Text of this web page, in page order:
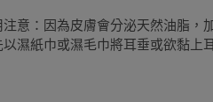
注意：因為皮膚會分泌天然油脂，
以濕紙巾或濕毛巾將耳垂或欲黏上